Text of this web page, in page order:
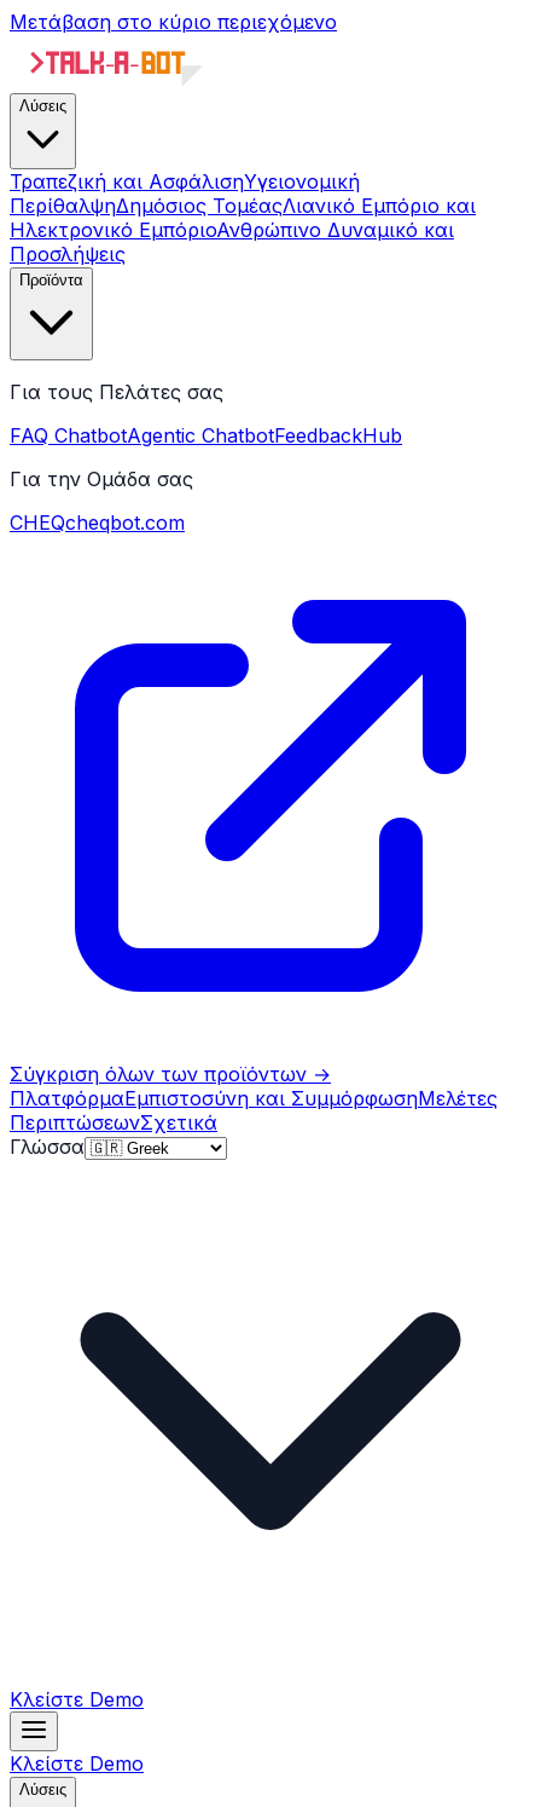
Μετάβαση στο κύριο περιεχόμενο
Λύσεις
Τραπεζική και ΑσφάλισηΥγειονομική
ΠερίθαλψηΔημόσιος ΤομέαςΛιανικό Εμπόριο και
Ηλεκτρονικό ΕμπόριοΑνθρώπινο Δυναμικό και
Προσλήψεις
Προϊόντα
Για τους Πελάτες σας
FAQ ChatbotAgentic ChatbotFeedbackHub
Για την Ομάδα σας
CHEQcheqbot.com
Σύγκριση όλων των προϊόντων →
ΠλατφόρμαΕμπιστοσύνη και ΣυμμόρφωσηΜελέτες
ΠεριπτώσεωνΣχετικά
Γλώσσα
Κλείστε Demo
Κλείστε Demo
Λύσεις